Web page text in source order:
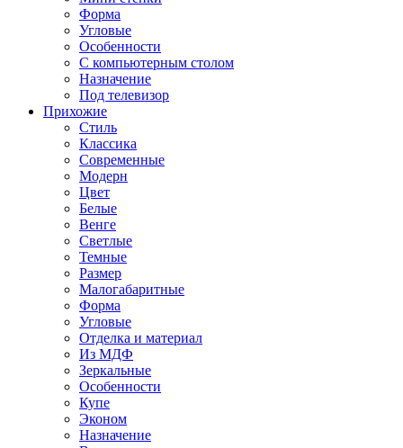
Форма
Угловые
Особенности
С компьютерным столом
Назначение
Под телевизор
Прихожие
Стиль
Классика
Современные
Модерн
Цвет
Белые
Венге
Светлые
Темные
Размер
Малогабаритные
Форма
Угловые
Отделка и материал
Из МДФ
Зеркальные
Особенности
Купе
Эконом
Назначение